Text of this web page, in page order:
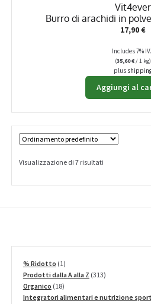
Vit4ever
Burro di arachidi in
17,90€
Includes 7%
(35,60€/ 1 kg)
plus
Aggiungi al
Visualizzazione di 7 risultati
% Ridotto 11
prodotto
Prodotti dalla A alla Z 313313
Organico 1818
prodotti
Integratori alimentari e nutrizione